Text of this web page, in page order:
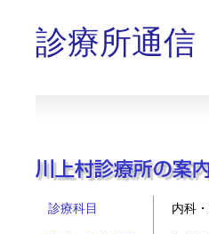
診療所通信
診療科目 内科